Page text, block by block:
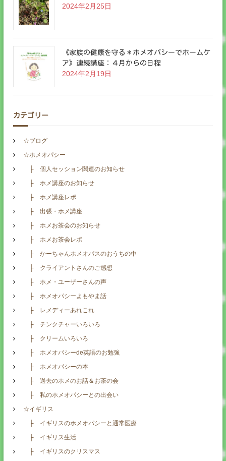
2024年2月25日
《家族の健康を守る＊ホメオパシーでホームケ
ア》連続講座：４月からの日程
2024年2月19日
カテゴリー
☆ブログ
☆ホメオパシー
├ 個人セッション関連のお知らせ
├ ホメ講座のお知らせ
├ ホメ講座レポ
├ 出張・ホメ講座
├ ホメお茶会のお知らせ
├ ホメお茶会レポ
├ かーちゃんホメオパスのおうちの中
├ クライアントさんのご感想
├ ホメ・ユーザーさんの声
├ ホメオパシーよもやま話
├ レメディーあれこれ
├ チンクチャーいろいろ
├ クリームいろいろ
├ ホメオパシーde英語のお勉強
├ ホメオパシーの本
├ 過去のホメのお話＆お茶の会
├ 私のホメオパシーとの出会い
☆イギリス
├ イギリスのホメオパシーと通常医療
├ イギリス生活
├ イギリスのクリスマス